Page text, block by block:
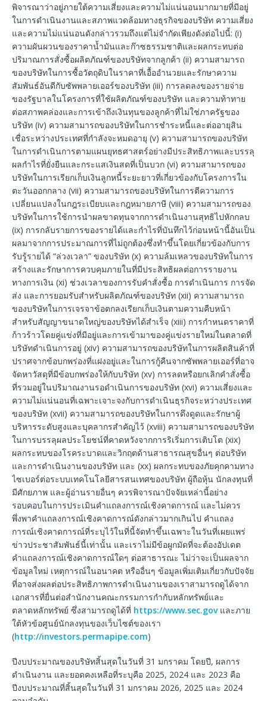
พิจารณาว่าอยู่ภายใต้ความเสี่ยงและความไม่แน่นอนมากมายที่มีอยู่
ในการดำเนินงานและสภาพแวดล้อมทางธุรกิจของบริษัท ความเสี่ยง
และความไม่แน่นอนดังกล่าวรวมถึงแต่ไม่จำกัดเพียงดังต่อไปนี้: (i)
ความผันผวนของราคาน้ำมันและก๊าซธรรมชาติและผลกระทบต่อ
ปริมาณการสั่งซื้อผลิตภัณฑ์ของบริษัทจากลูกค้า (ii) ความสามารถ
ของบริษัทในการซื้อวัตถุดิบในราคาที่เอื้ออำนวยและรักษาความ
สัมพันธ์อันดีกับซัพพลายเออร์ของบริษัท (iii) การลดลงของรายจ่าย
ของรัฐบาลในโครงการที่ใช้ผลิตภัณฑ์ของบริษัท และความท้าทาย
ต่อสภาพคล่องและการเข้าถึงเงินทุนของลูกค้าที่ไม่ใช่ภาครัฐของ
บริษัท (iv) ความสามารถของบริษัทในการชำระหนี้และต่ออายุสิน
เชื่อระหว่างประเทศที่กำลังจะหมดอายุ (v) ความสามารถของบริษัท
ในการดำเนินการตามแผนยุทธศาสตร์อย่างมีประสิทธิภาพและบรรลุ
ผลกำไรที่ยั่งยืนและกระแสเงินสดที่เป็นบวก (vi) ความสามารถของ
บริษัทในการเรียกเก็บเงินลูกหนี้ระยะยาวที่เกี่ยวข้องกับโครงการใน
ตะวันออกกลาง (vii) ความสามารถของบริษัทในการตีความการ
เปลี่ยนแปลงในกฎระเบียบและกฎหมายภาษี (viii) ความสามารถของ
บริษัทในการใช้การนำผลขาดทุนจากการดำเนินงานสุทธิไปหักกลบ
(ix) การกลับรายการของรายได้และกำไรที่บันทึกไว้ก่อนหน้านี้อันเป็น
ผลมาจากการประมาณการที่ไม่ถูกต้องซึ่งทำขึ้นโดยเกี่ยวข้องกับการ
รับรู้รายได้ “ล่วงเวลา” ของบริษัท (x) ความล้มเหลวของบริษัทในการ
สร้างและรักษาการควบคุมภายในที่มีประสิทธิผลต่อการรายงาน
ทางการเงิน (xi) ช่วงเวลาของการรับคำสั่งซื้อ การดำเนินการ การจัด
ส่ง และการยอมรับสำหรับผลิตภัณฑ์ของบริษัท (xii) ความสามารถ
ของบริษัทในการเจรจาข้อตกลงเรียกเก็บเงินตามความคืบหน้า
สำหรับสัญญาขนาดใหญ่ของบริษัทได้สำเร็จ (xiii) การกำหนดราคาที่
ก้าวร้าวโดยคู่แข่งที่มีอยู่และการเข้ามาของคู่แข่งรายใหม่ในตลาดที่
บริษัทดำเนินการอยู่ (xiv) ความสามารถของบริษัทในการผลิตสินค้าที่
ปราศจากข้อบกพร่องที่แฝงอยู่และในการกู้คืนจากซัพพลายเออร์ที่อาจ
จัดหาวัสดุที่มีข้อบกพร่องให้กับบริษัท (xv) การลดหรือยกเลิกคำสั่งซื้อ
ที่รวมอยู่ในปริมาณงานรอดำเนินการของบริษัท (xvi) ความเสี่ยงและ
ความไม่แน่นอนที่เฉพาะเจาะจงกับการดำเนินธุรกิจระหว่างประเทศ
ของบริษัท (xvii) ความสามารถของบริษัทในการดึงดูดและรักษาผู้
บริหารระดับสูงและบุคลากรสำคัญไว้ (xviii) ความสามารถของบริษัท
ในการบรรลุผลประโยชน์ที่คาดหวังจากการริเริ่มการเติบโต (xix)
ผลกระทบของโรคระบาดและวิกฤตด้านสาธารณสุขอื่นๆ ต่อบริษัท
และการดำเนินงานของบริษัท และ (xx) ผลกระทบของภัยคุกคามทาง
ไซเบอร์ต่อระบบเทคโนโลยีสารสนเทศของบริษัท ผู้ถือหุ้น นักลงทุนที่
มีศักยภาพ และผู้อ่านรายอื่นๆ ควรพิจารณาปัจจัยเหล่านี้อย่าง
รอบคอบในการประเมินคำแถลงการณ์เชิงคาดการณ์ และไม่ควร
พึ่งพาคำแถลงการณ์เชิงคาดการณ์ดังกล่าวมากเกินไป คำแถลง
การณ์เชิงคาดการณ์ที่ระบุไว้ในที่นี้จัดทำขึ้นเฉพาะในวันที่เผยแพร่
ข่าวประชาสัมพันธ์นี้เท่านั้น และเราไม่มีข้อผูกมัดที่จะต้องอัปเดต
คำแถลงการณ์เชิงคาดการณ์ใดๆ ต่อสาธารณะ ไม่ว่าจะเป็นผลจาก
ข้อมูลใหม่ เหตุการณ์ในอนาคต หรืออื่นๆ ข้อมูลเพิ่มเติมเกี่ยวกับปัจจัย
ที่อาจส่งผลต่อประสิทธิภาพการดำเนินงานของเราสามารถดูได้จาก
เอกสารที่ยื่นต่อสำนักงานคณะกรรมการกำกับหลักทรัพย์และ
ตลาดหลักทรัพย์ ซึ่งสามารถดูได้ที่ https://www.sec.govและภาย
ใต้หัวข้อศูนย์นักลงทุนของเว็บไซต์ของเรา
(http://investors.permapipe.com)
ปีงบประมาณของบริษัทสิ้นสุดในวันที่ 31 มกราคม โดยปี, ผลการ
ดำเนินงาน และยอดคงเหลือที่ระบุคือ 2025, 2024 และ 2023 คือ
ปีงบประมาณที่สิ้นสุดในวันที่ 31 มกราคม 2026, 2025 และ 2024